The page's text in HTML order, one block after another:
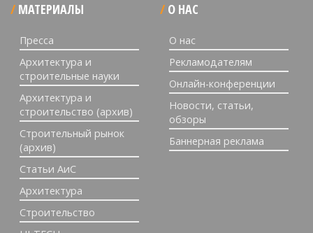
МАТЕРИАЛЫ
Пресса
Архитектура и
строительные науки
Архитектура и
строительство (архив)
Строительный рынок
(архив)
Статьи АиС
Архитектура
Строительство
О НАС
О нас
Рекламодателям
Онлайн-конференции
Новости, статьи,
обзоры
Баннерная реклама